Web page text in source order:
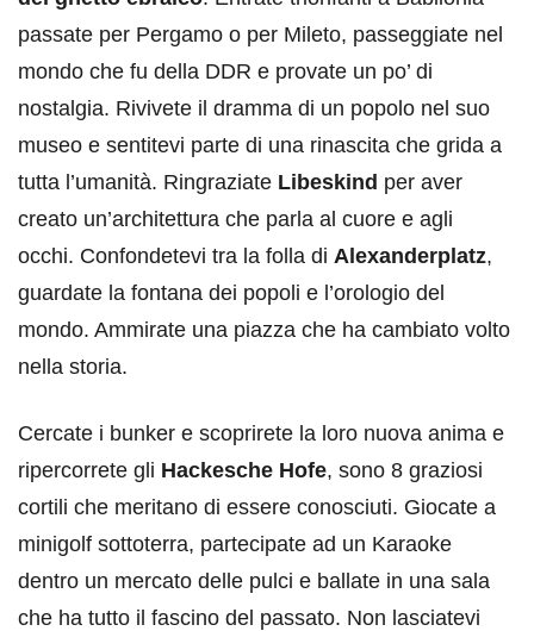
passate per Pergamo o per Mileto, passeggiate nel
mondo che fu della DDR e provate un po’ di
nostalgia. Rivivete il dramma di un popolo nel suo
museo e sentitevi parte di una rinascita che grida a
tutta l’umanità. Ringraziate Libeskind per aver
creato un’architettura che parla al cuore e agli
occhi. Confondetevi tra la folla di Alexanderplatz,
guardate la fontana dei popoli e l’orologio del
mondo. Ammirate una piazza che ha cambiato volto
nella storia.
Cercate i bunker e scoprirete la loro nuova anima e
ripercorrete gli Hackesche Hofe, sono 8 graziosi
cortili che meritano di essere conosciuti. Giocate a
minigolf sottoterra, partecipate ad un Karaoke
dentro un mercato delle pulci e ballate in una sala
che ha tutto il fascino del passato. Non lasciatevi